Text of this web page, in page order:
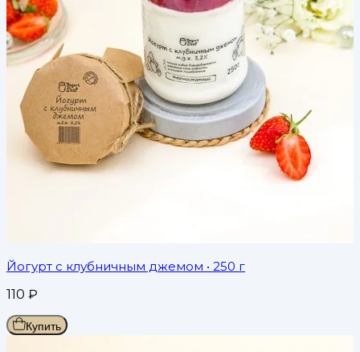
Йогурт с клубничным джемом • 250 г
110 ₽
Купить